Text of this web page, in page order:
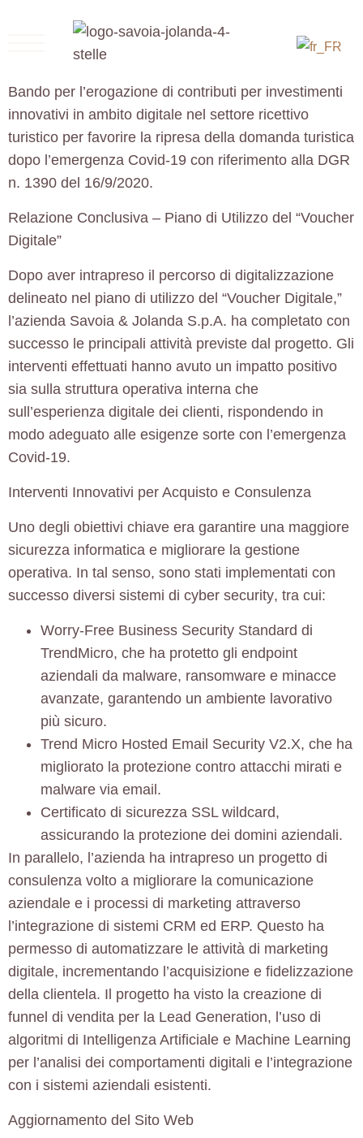
Bando per l’erogazione di contributi per investimenti
innovativi in ambito digitale nel settore ricettivo
turistico per favorire la ripresa della domanda turistica
dopo l’emergenza Covid-19 con riferimento alla DGR
n. 1390 del 16/9/2020.
Relazione Conclusiva – Piano di Utilizzo del “Voucher
Digitale”
Dopo aver intrapreso il percorso di digitalizzazione
delineato nel piano di utilizzo del “Voucher Digitale,”
l’azienda Savoia & Jolanda S.p.A. ha completato con
successo le principali attività previste dal progetto. Gli
interventi effettuati hanno avuto un impatto positivo
sia sulla struttura operativa interna che
sull’esperienza digitale dei clienti, rispondendo in
modo adeguato alle esigenze sorte con l’emergenza
Covid-19.
Interventi Innovativi per Acquisto e Consulenza
Uno degli obiettivi chiave era garantire una maggiore
sicurezza informatica e migliorare la gestione
operativa. In tal senso, sono stati implementati con
successo diversi sistemi di cyber security, tra cui:
Worry-Free Business Security Standard di
TrendMicro, che ha protetto gli endpoint
aziendali da malware, ransomware e minacce
avanzate, garantendo un ambiente lavorativo
più sicuro.
Trend Micro Hosted Email Security V2.X, che ha
migliorato la protezione contro attacchi mirati e
malware via email.
Certificato di sicurezza SSL wildcard,
assicurando la protezione dei domini aziendali.
In parallelo, l’azienda ha intrapreso un progetto di
consulenza volto a migliorare la comunicazione
aziendale e i processi di marketing attraverso
l’integrazione di sistemi CRM ed ERP. Questo ha
permesso di automatizzare le attività di marketing
digitale, incrementando l’acquisizione e fidelizzazione
della clientela. Il progetto ha visto la creazione di
funnel di vendita per la Lead Generation, l’uso di
algoritmi di Intelligenza Artificiale e Machine Learning
per l’analisi dei comportamenti digitali e l’integrazione
con i sistemi aziendali esistenti.
Aggiornamento del Sito Web